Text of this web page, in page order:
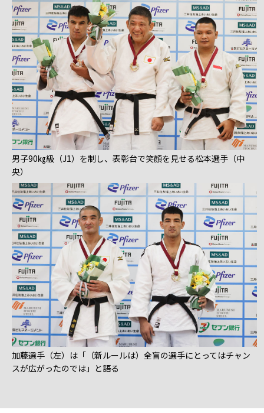
男子90㎏級（J1）を制し、表彰台で笑顔を見せる松本選手（中
央）
加藤選手（左）は「（新ルールは）全盲の選手にとってはチャン
スが広がったのでは」と語る